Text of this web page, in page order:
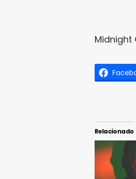
Midnight
Relacionado